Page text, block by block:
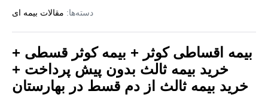
+
کوثر
+
خرید
بیمه
بدون
دسته‌ها: مقالات بیمه ای
بیمه اقساطی کوثر + بیمه کوثر قسطی +
خرید بیمه ثالث بدون پیش پرداخت +
خرید بیمه ثالث از دم قسط در بهارستان